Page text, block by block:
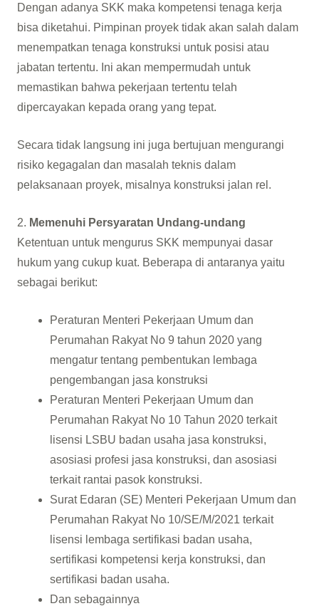
Dengan adanya SKK maka kompetensi tenaga kerja
bisa diketahui. Pimpinan proyek tidak akan salah dalam
menempatkan tenaga konstruksi untuk posisi atau
jabatan tertentu. Ini akan mempermudah untuk
memastikan bahwa pekerjaan tertentu telah
dipercayakan kepada orang yang tepat.
Secara tidak langsung ini juga bertujuan mengurangi
risiko kegagalan dan masalah teknis dalam
pelaksanaan proyek, misalnya konstruksi jalan rel.
2. Memenuhi Persyaratan Undang-undang
Ketentuan untuk mengurus SKK mempunyai dasar
hukum yang cukup kuat. Beberapa di antaranya yaitu
sebagai berikut:
Peraturan Menteri Pekerjaan Umum dan
Perumahan Rakyat No 9 tahun 2020 yang
mengatur tentang pembentukan lembaga
pengembangan jasa konstruksi
Peraturan Menteri Pekerjaan Umum dan
Perumahan Rakyat No 10 Tahun 2020 terkait
lisensi LSBU badan usaha jasa konstruksi,
asosiasi profesi jasa konstruksi, dan asosiasi
terkait rantai pasok konstruksi.
Surat Edaran (SE) Menteri Pekerjaan Umum dan
Perumahan Rakyat No 10/SE/M/2021 terkait
lisensi lembaga sertifikasi badan usaha,
sertifikasi kompetensi kerja konstruksi, dan
sertifikasi badan usaha.
Dan sebagainnya